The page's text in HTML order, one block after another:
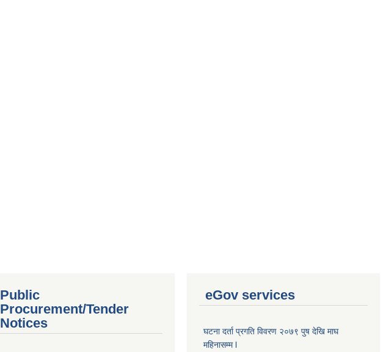
Public
Procurement/Tender
Notices
eGov services
घटना दर्ता प्रगति विवरण २०७९ पुष देखि माघ
महिनासम्म l